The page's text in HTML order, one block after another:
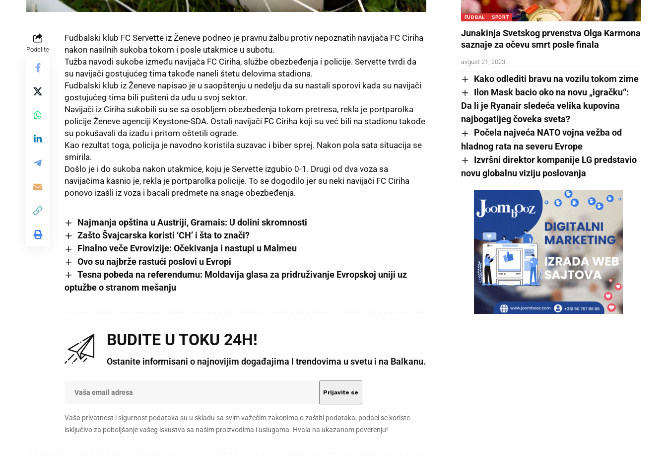
Podelite
Fudbalski klub FC Servette iz Ženeve podneo je pravnu žalbu protiv nepoznatih navijača FC Ciriha
nakon nasilnih sukoba tokom i posle utakmice u subotu.
Tužba navodi sukobe između navijača FC Ciriha, službe obezbeđenja i policije. Servette tvrdi da
su navijači gostujućeg tima takođe naneli štetu delovima stadiona.
Fudbalski klub iz Ženeve napisao je u saopštenju u nedelju da su nastali sporovi kada su navijači
gostujućeg tima bili pušteni da uđu u svoj sektor.
Navijači iz Ciriha sukobili su se sa osobljem obezbeđenja tokom pretresa, rekla je portparolka
policije Ženeve agenciji Keystone-SDA. Ostali navijači FC Ciriha koji su već bili na stadionu takođe
su pokušavali da izađu i pritom oštetili ograde.
Kao rezultat toga, policija je navodno koristila suzavac i biber sprej. Nakon pola sata situacija se
smirila.
Došlo je i do sukoba nakon utakmice, koju je Servette izgubio 0-1. Drugi od dva voza sa
navijačima kasnio je, rekla je portparolka policije. To se dogodilo jer su neki navijači FC Ciriha
ponovo izašli iz voza i bacali predmete na snage obezbeđenja.
Najmanja opština u Austriji, Gramais: U dolini skromnosti
Zašto Švajcarska koristi ‘CH’ i šta to znači?
Finalno veče Evrovizije: Očekivanja i nastupi u Malmeu
Ovo su najbrže rastući poslovi u Evropi
Tesna pobeda na referendumu: Moldavija glasa za pridruživanje Evropskoj uniji uz
optužbe o stranom mešanju
BUDITE U TOKU 24H!
Ostanite informisani o najnovijim događajima I trendovima u svetu i na Balkanu.
Vaša privatnost i sigurnost podataka su u skladu sa svim važećim zakonima o zaštiti podataka, podaci se koriste
isključivo za poboljšanje vašeg iskustva sa našim proizvodima i uslugama. Hvala na ukazanom poverenju!
FUDBAL SPORT
Junakinja Svetskog prvenstva Olga Karmona
saznaje za očevu smrt posle finala
avgust 21, 2023
Kako odlediti bravu na vozilu tokom zime
Ilon Mask bacio oko na novu „igračku“:
Da li je Ryanair sledeća velika kupovina
najbogatijeg čoveka sveta?
Počela najveća NATO vojna vežba od
hladnog rata na severu Evrope
Izvršni direktor kompanije LG predstavio
novu globalnu viziju poslovanja